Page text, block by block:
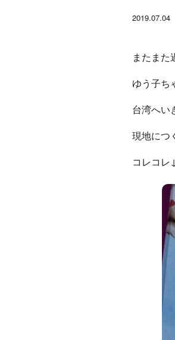
2019.07.04
またまた
ゆう子ち
台湾へい
現地に
コレコレ